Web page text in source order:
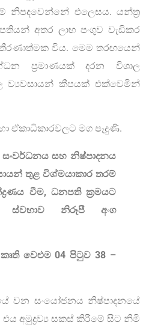
නිපදවෙන්නේ එලෙසය. යන්ත්‍ර
අතර ලාභ පංගුව වැඩිකර
විය. මෙම තරඟයෙන්
ප‍්‍රමාණයක් දරන විශාල
ව්‍යවසායන් කීපයක් එක්වෙමින්
ඒකාධිකාරවලට මග පෑදුණි.
සංවර්ධනය සහ නිෂ්පාදනය
තුළ විශ්මයාකාර තරම්
වීම, ධනපති ක්‍රමයට
ස්වභාව නිරූපී අංග
වෙළුම 04 පිටුව 38 –
වන සංයෝජනය නිෂ්පාදනයේ
එය අමුද්‍රව්‍ය සකස් කිරීමේ සිට නිමි